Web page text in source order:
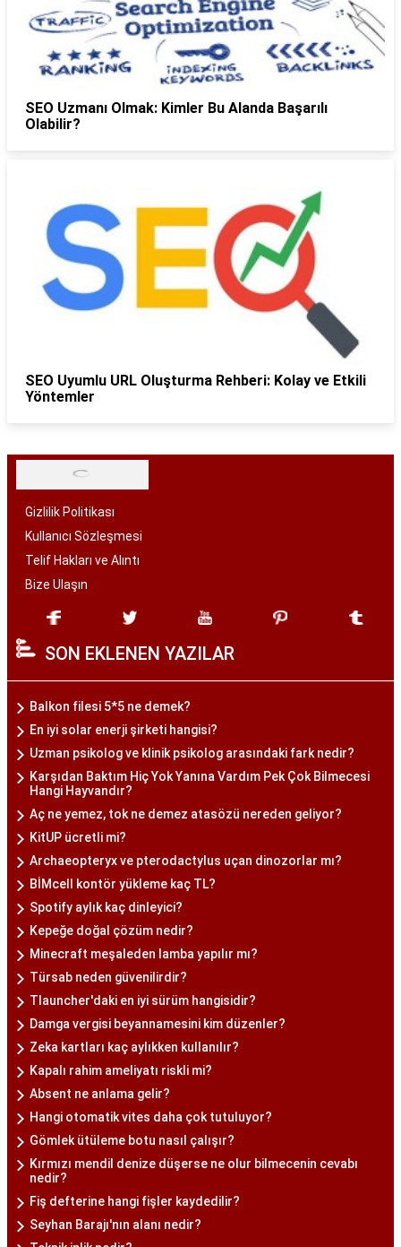
SEO Uzmanı Olmak: Kimler Bu Alanda Başarılı
Olabilir?
SEO Uyumlu URL Oluşturma Rehberi: Kolay ve Etkili
Yöntemler
Gizlilik Politikası
Kullanıcı Sözleşmesi
Telif Hakları ve Alıntı
Bize Ulaşın
SON EKLENEN YAZILAR
Balkon filesi 5*5 ne demek?
En iyi solar enerji şirketi hangisi?
Uzman psikolog ve klinik psikolog arasındaki fark nedir?
Karşıdan Baktım Hiç Yok Yanına Vardım Pek Çok Bilmecesi
Hangi Hayvandır?
Aç ne yemez, tok ne demez atasözü nereden geliyor?
KitUP ücretli mi?
Archaeopteryx ve pterodactylus uçan dinozorlar mı?
BİMcell kontör yükleme kaç TL?
Spotify aylık kaç dinleyici?
Kepeğe doğal çözüm nedir?
Minecraft meşaleden lamba yapılır mı?
Türsab neden güvenilirdir?
Tlauncher'daki en iyi sürüm hangisidir?
Damga vergisi beyannamesini kim düzenler?
Zeka kartları kaç aylıkken kullanılır?
Kapalı rahim ameliyatı riskli mi?
Absent ne anlama gelir?
Hangi otomatik vites daha çok tutuluyor?
Gömlek ütüleme botu nasıl çalışır?
Kırmızı mendil denize düşerse ne olur bilmecenin cevabı
nedir?
Fiş defterine hangi fişler kaydedilir?
Seyhan Barajı'nın alanı nedir?